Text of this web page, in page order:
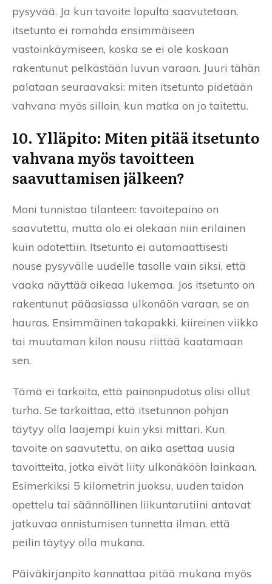
pysyvää. Ja kun tavoite lopulta saavutetaan,
itsetunto ei romahda ensimmäiseen
vastoinkäymiseen, koska se ei ole koskaan
rakentunut pelkästään luvun varaan. Juuri tähän
palataan seuraavaksi: miten itsetunto pidetään
vahvana myös silloin, kun matka on jo taitettu.
10. Ylläpito: Miten pitää itsetunto
vahvana myös tavoitteen
saavuttamisen jälkeen?
Moni tunnistaa tilanteen: tavoitepaino on
saavutettu, mutta olo ei olekaan niin erilainen
kuin odotettiin. Itsetunto ei automaattisesti
nouse pysyvälle uudelle tasolle vain siksi, että
vaaka näyttää oikeaa lukemaa. Jos itsetunto on
rakentunut pääasiassa ulkonäön varaan, se on
hauras. Ensimmäinen takapakki, kiireinen viikko
tai muutaman kilon nousu riittää kaatamaan
sen.
Tämä ei tarkoita, että painonpudotus olisi ollut
turha. Se tarkoittaa, että itsetunnon pohjan
täytyy olla laajempi kuin yksi mittari. Kun
tavoite on saavutettu, on aika asettaa uusia
tavoitteita, jotka eivät liity ulkonäköön lainkaan.
Esimerkiksi 5 kilometrin juoksu, uuden taidon
opettelu tai säännöllinen liikuntarutiini antavat
jatkuvaa onnistumisen tunnetta ilman, että
peilin täytyy olla mukana.
Päiväkirjanpito kannattaa pitää mukana myös